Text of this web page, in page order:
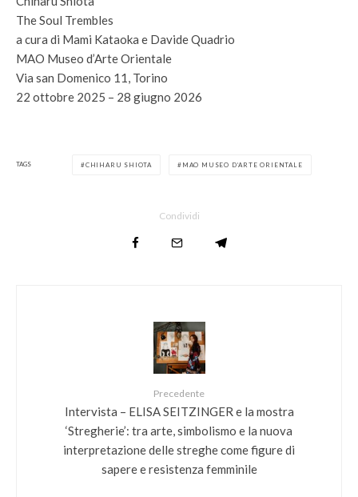
The Soul Trembles
a cura di Mami Kataoka e Davide Quadrio
MAO Museo d’Arte Orientale
Via san Domenico 11, Torino
22 ottobre 2025 – 28 giugno 2026
TAGS CHIHARU SHIOTA MAO MUSEO D’ARTE ORIENTALE
Condividi
Precedente
Intervista – ELISA SEITZINGER e la mostra
‘Stregherie’: tra arte, simbolismo e la nuova
interpretazione delle streghe come figure di
sapere e resistenza femminile